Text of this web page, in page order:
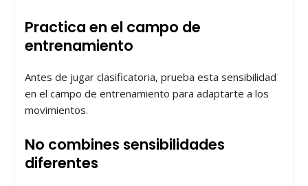
Practica en el campo de
entrenamiento
Antes de jugar clasificatoria, prueba esta sensibilidad
en el campo de entrenamiento para adaptarte a los
movimientos.
No combines sensibilidades
diferentes